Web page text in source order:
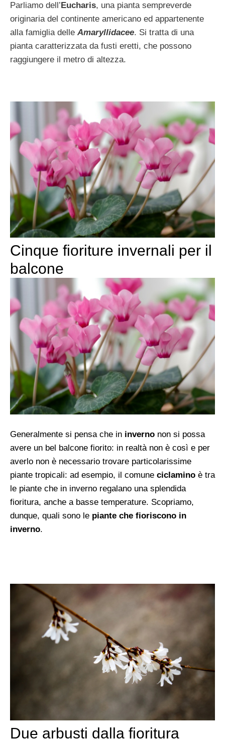
Parliamo dell’Eucharis, una pianta sempreverde
originaria del continente americano ed appartenente
alla famiglia delle Amaryllidacee. Si tratta di una
pianta caratterizzata da fusti eretti, che possono
raggiungere il metro di altezza.
Cinque fioriture invernali per il
balcone
Generalmente si pensa che in inverno non si possa
avere un bel balcone fiorito: in realtà non è così e per
averlo non è necessario trovare particolarissime
piante tropicali: ad esempio, il comune ciclamino è tra
le piante che in inverno regalano una splendida
fioritura, anche a basse temperature. Scopriamo,
dunque, quali sono le piante che fioriscono in
inverno.
Due arbusti dalla fioritura